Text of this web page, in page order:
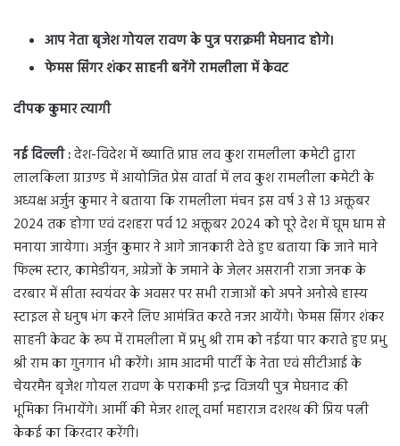
आप नेता बृजेश गोयल रावण के पुत्र पराक्रमी मेघनाद होगे।
फेमस सिंगर शंकर साहनी बनेंगे रामलीला में केवट
दीपक कुमार त्यागी
नई दिल्ली :देश-विदेश में ख्याति प्राप्त लव कुश रामलीला कमेटी द्वारा
लालकिला ग्राउण्ड में आयोजित प्रेस वार्ता में लव कुश रामलीला कमेटी के
अध्यक्ष अर्जुन कुमार ने बताया कि रामलीला मंचन इस वर्ष 3 से 13 अक्तूबर
2024 तक होगा एवं दशहरा पर्व 12 अक्तूबर 2024 को पूरे देश में घूम धाम से
मनाया जायेगा। अर्जुन कुमार ने आगे जानकारी देते हुए बताया कि जाने माने
फिल्म स्टार, कामेडीयन, अग्रेजों के जमाने के जेलर असरानी राजा जनक के
दरबार में सीता स्वयंवर के अवसर पर सभी राजाओं को अपने अनोखे हास्य
स्टाइल से धनुष भंग करने लिए आमंत्रित करते नजर आयेंगे। फेमस सिंगर शंकर
साहनी केवट के रूप में रामलीला में प्रभु श्री राम को नईया पार कराते हुए प्रभु
श्री राम का गुनगान भी करेंगे। आम आदमी पार्टी के नेता एवं सीटीआई के
चेयरमैन बृजेश गोयल रावण के पराकमी इन्द्र विजयी पुत्र मेघनाद की
भूमिका निभायेंगे। आर्मी की मेजर शालू वर्मा महाराज दशरथ की प्रिय पत्नी
केकई का किरदार करेंगी।